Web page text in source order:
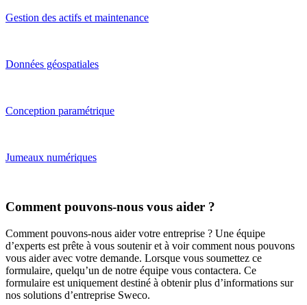
Gestion des actifs et maintenance
Données géospatiales
Conception paramétrique
Jumeaux numériques
Comment pouvons-nous vous aider ?
Comment pouvons-nous aider votre entreprise ? Une équipe
d’experts est prête à vous soutenir et à voir comment nous pouvons
vous aider avec votre demande. Lorsque vous soumettez ce
formulaire, quelqu’un de notre équipe vous contactera. Ce
formulaire est uniquement destiné à obtenir plus d’informations sur
nos solutions d’entreprise Sweco.